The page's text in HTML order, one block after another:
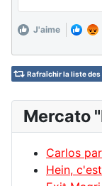
J'aime
Rafraîchir la liste
Mercato
Carlos
Hein,